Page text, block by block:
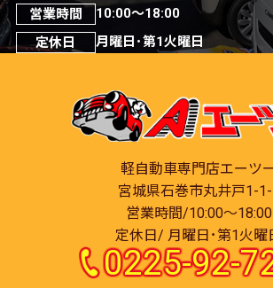
営業時間
10:00～18:00
定休日
月曜日･第1火曜日
軽自動車専門店エーツ
宮城県石巻市丸井戸1-1-
営業時間/10:00～18:00
定休日/ 月曜日･第1火曜
0225-92-